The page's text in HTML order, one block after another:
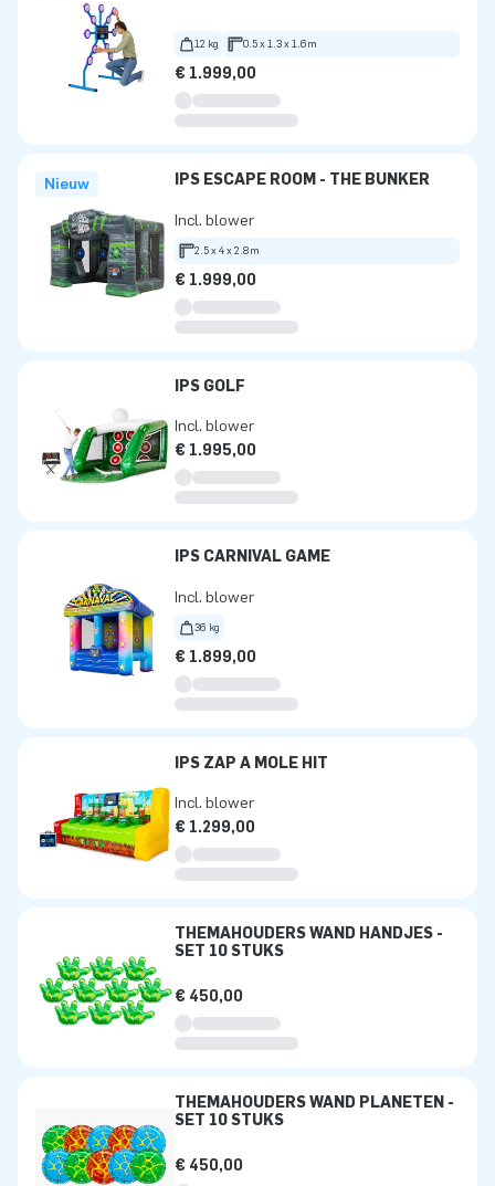
12 kg 0.5 x 1.3 x 1.6m
€ 1.999,00
Nieuw IPS ESCAPE ROOM - THE BUNKER
Incl. blower
2.5 x 4 x 2.8m
€ 1.999,00
IPS GOLF
Incl. blower
€ 1.995,00
IPS CARNIVAL GAME
Incl. blower
36 kg
€ 1.899,00
IPS ZAP A MOLE HIT
Incl. blower
€ 1.299,00
THEMAHOUDERS WAND HANDJES -
SET 10 STUKS
€ 450,00
THEMAHOUDERS WAND PLANETEN -
SET 10 STUKS
€ 450,00